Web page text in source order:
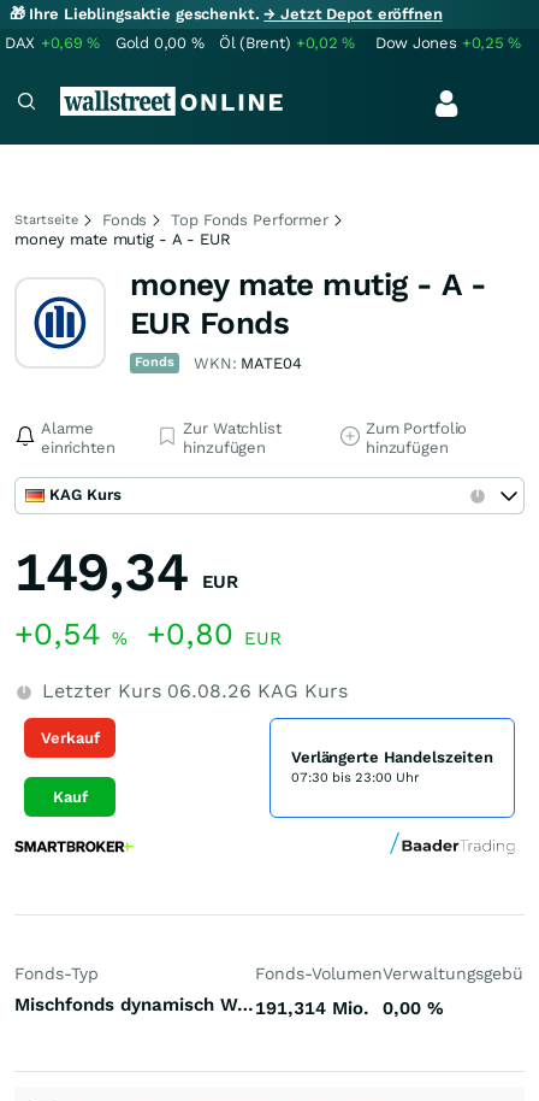
🎁 Ihre Lieblingsaktie geschenkt.→ Jetzt Depot eröffnen
DAX +0,69% Gold 0,00 % Öl (Brent) +0,02% Dow Jones +0,25%
Startseite Fonds
Top Fonds Performer
money mate mutig - A - EUR
money mate mutig - A -
EUR Fonds
Fonds WKN: MATE04
Alarme
einrichten
Zur Watchlist
hinzufügen
Zum Portfolio
hinzufügen
KAG Kurs
149,34 EUR
+0,54 % +0,80 EUR
Letzter Kurs 06.08.26 KAG Kurs
Verkauf
Kauf
Verlängerte Handelszeiten
07:30 bis 23:00 Uhr
Fonds-Typ
Mischfonds dynamisch Welt
Fonds-Volumen
191,314 Mio. 0,00 %